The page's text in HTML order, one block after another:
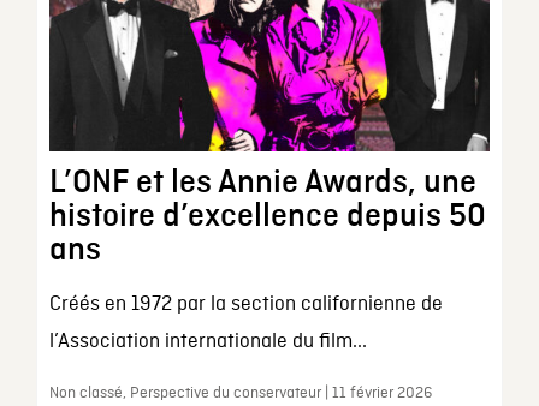
L’ONF et les Annie Awards, une
histoire d’excellence depuis 50
ans
Créés en 1972 par la section californienne de
l’Association internationale du film...
Non classé, Perspective du conservateur | 11 février 2026